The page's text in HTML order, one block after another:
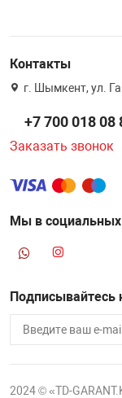
Контакты
г. Шымкент, ул.
+7 700 018 08
Заказать звонок
Мы в социальных
Подписывайтесь
2024 © «TD-